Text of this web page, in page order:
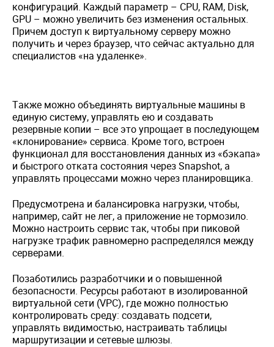
конфигураций. Каждый параметр – CPU, RAM, Disk,
GPU – можно увеличить без изменения остальных.
Причем доступ к виртуальному серверу можно
получить и через браузер, что сейчас актуально для
специалистов «на удаленке».
Также можно объединять виртуальные машины в
единую систему, управлять ею и создавать
резервные копии – все это упрощает в последующем
«клонирование» сервиса. Кроме того, встроен
функционал для восстановления данных из «бэкапа»
и быстрого отката состояния через Snapshot, а
управлять процессами можно через планировщика.
Предусмотрена и балансировка нагрузки, чтобы,
например, сайт не лег, а приложение не тормозило.
Можно настроить сервис так, чтобы при пиковой
нагрузке трафик равномерно распределялся между
серверами.
Позаботились разработчики и о повышенной
безопасности. Ресурсы работают в изолированной
виртуальной сети (VPC), где можно полностью
контролировать среду: создавать подсети,
управлять видимостью, настраивать таблицы
маршрутизации и сетевые шлюзы.